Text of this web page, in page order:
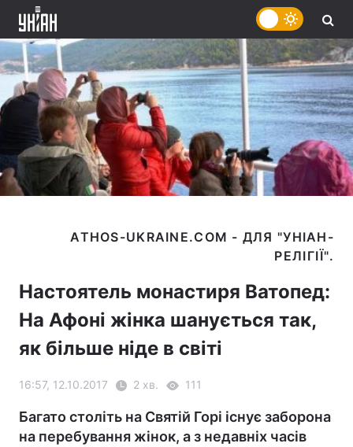
ATHOS-UKRAINE.COM - ДЛЯ "УНІАН-
Настоятель монастиря Ватопед:
На Афоні жінка шанується так,
як більше ніде в світі
16:57, 12.10.2017 2 хв. 111
Багато століть на Святій Горі існує заборона
на перебування жінок, а з недавніх часів